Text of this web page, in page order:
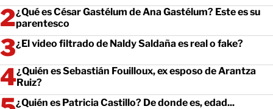
¿Qué es César Gastélum de Ana Gastélum? Este es su
parentesco
¿El video filtrado de Naldy Saldaña es real o fake?
¿Quién es Sebastián Fouilloux, ex esposo de Arantza
Ruiz?
¿Quién es Patricia Castillo? De donde es, edad...